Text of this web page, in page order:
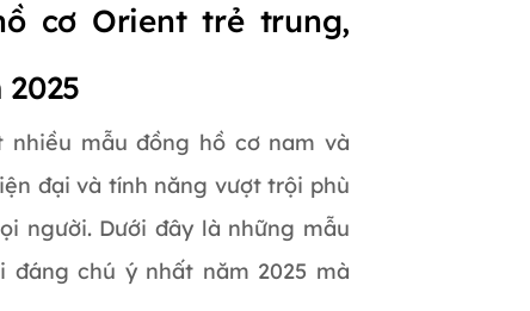
cơ Orient trẻ trung,
mẫu đồng hồ cơ nam và
đại và tính năng vượt trội phù
người. Dưới đây là những mẫu
chú ý nhất năm 2025 mà